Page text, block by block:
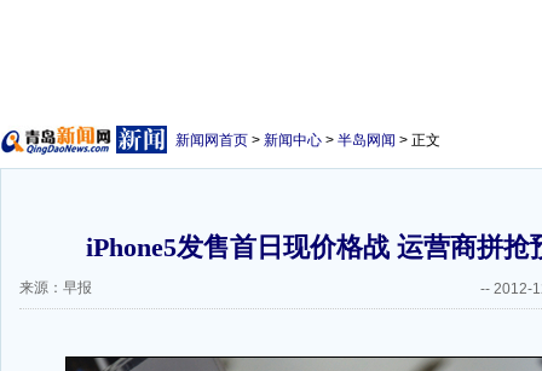
新闻网首页 > 新闻中心 > 半岛网闻 > 正文
iPhone5发售首日现价格战 运营商拼抢
来源：早报 -- 2012-